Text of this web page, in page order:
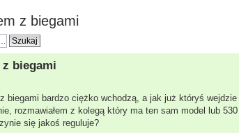
z biegami
biegami
biegami bardzo ciężko wchodzą, a jak już któryś
rozmawiałem z kolegą który ma ten sam model lub
się jakoś reguluje?